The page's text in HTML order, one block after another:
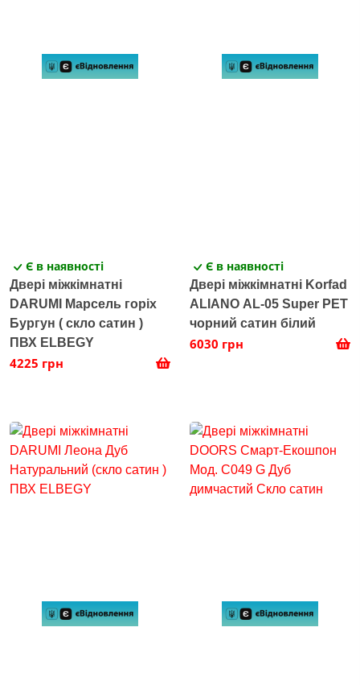
Є в наявності
Двері міжкімнатні
DARUMI Марсель горіх
Бургун ( скло сатин )
ПВХ ELBEGY
4225 грн
Є в наявності
Двері міжкімнатні Korfad
ALIANO AL-05 Super PET
чорний сатин білий
6030 грн